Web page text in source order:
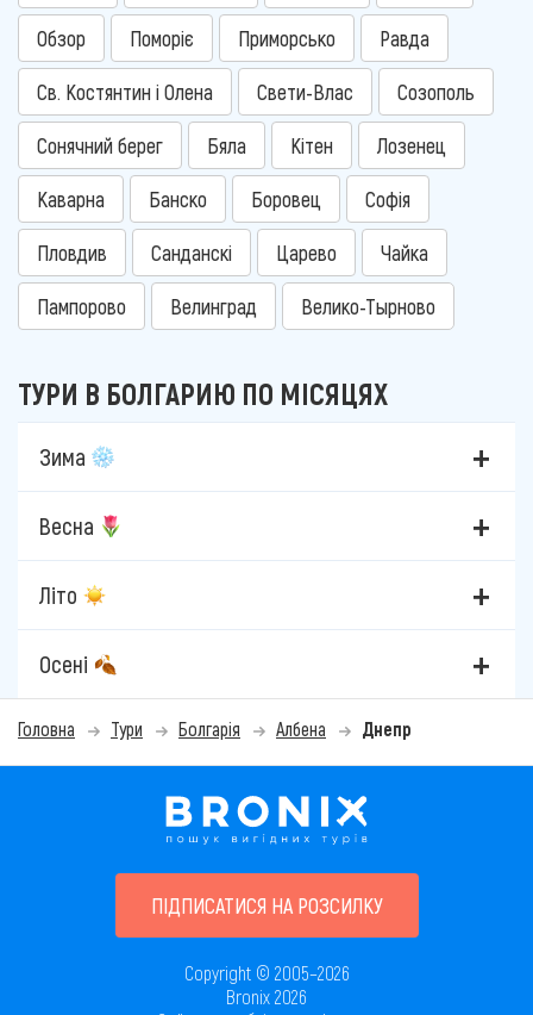
Обзор Поморіє Приморсько Равда
Св. Костянтин і Олена Свети-Влас Созополь
Сонячний берег Бяла Кітен Лозенец
Каварна Банско Боровец Софія
Пловдив Санданскі Царево Чайка
Пампорово Велинград Велико-Тырново
ТУРИ В БОЛГАРИЮ ПО МІСЯЦЯХ
Зима
Весна
Літо
Осені
Головна Тури Болгарія Албена Днепр
ПІДПИСАТИСЯ НА РОЗСИЛКУ
Copyright © 2005–2026
Bronix 2026